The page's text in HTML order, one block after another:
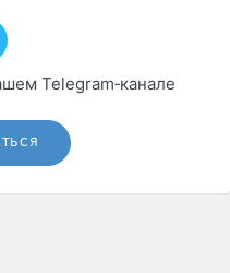
Telegram‑канале